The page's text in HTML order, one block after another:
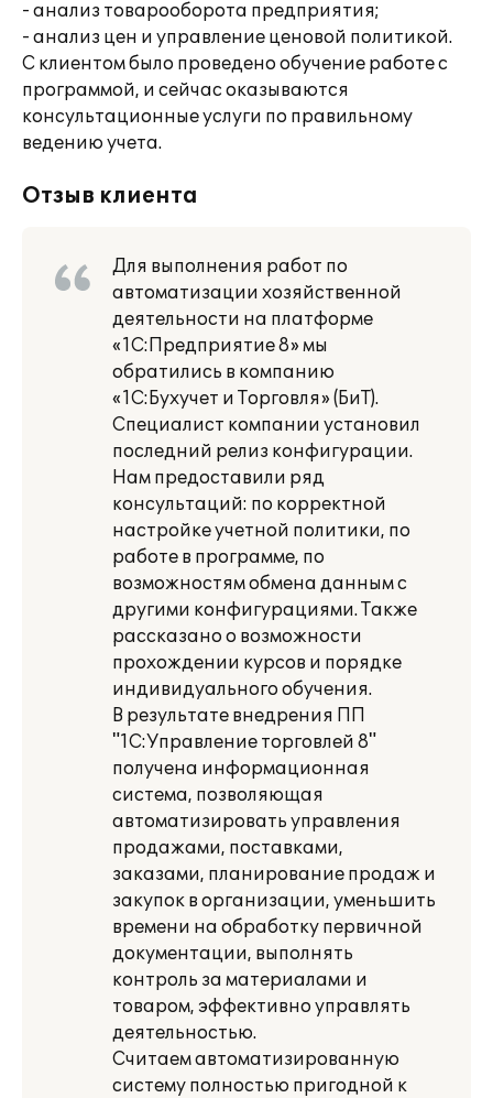
- анализ товарооборота предприятия;
- анализ цен и управление ценовой политикой.
С клиентом было проведено обучение работе с
программой, и сейчас оказываются
консультационные услуги по правильному
ведению учета.
Отзыв клиента
Для выполнения работ по
автоматизации хозяйственной
деятельности на платформе
«1С:Предприятие 8» мы
обратились в компанию
«1С:Бухучет и Торговля» (БиТ).
Специалист компании установил
последний релиз конфигурации.
Нам предоставили ряд
консультаций: по корректной
настройке учетной политики, по
работе в программе, по
возможностям обмена данным с
другими конфигурациями. Также
рассказано о возможности
прохождении курсов и порядке
индивидуального обучения.
В результате внедрения ПП
"1С:Управление торговлей 8"
получена информационная
система, позволяющая
автоматизировать управления
продажами, поставками,
заказами, планирование продаж и
закупок в организации, уменьшить
времени на обработку первичной
документации, выполнять
контроль за материалами и
товаром, эффективно управлять
деятельностью.
Считаем автоматизированную
систему полностью пригодной к